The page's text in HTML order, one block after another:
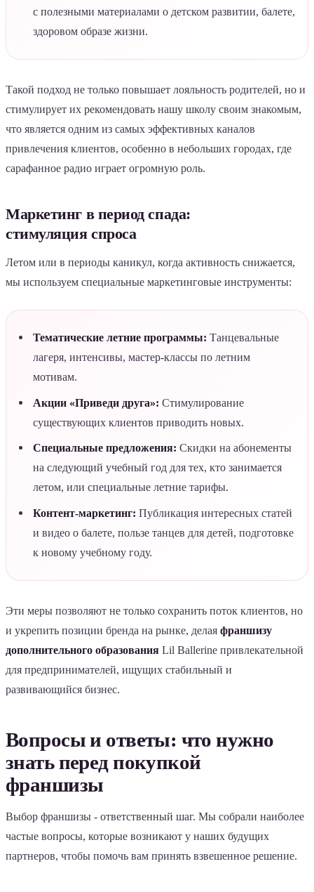
с полезными материалами о детском развитии, балете,
здоровом образе жизни.
Такой подход не только повышает лояльность родителей, но и
стимулирует их рекомендовать нашу школу своим знакомым,
что является одним из самых эффективных каналов
привлечения клиентов, особенно в небольших городах, где
сарафанное радио играет огромную роль.
Маркетинг в период спада:
стимуляция спроса
Летом или в периоды каникул, когда активность снижается,
мы используем специальные маркетинговые инструменты:
Тематические летние программы: Танцевальные
лагеря, интенсивы, мастер-классы по летним
мотивам.
Акции «Приведи друга»: Стимулирование
существующих клиентов приводить новых.
Специальные предложения: Скидки на абонементы
на следующий учебный год для тех, кто занимается
летом, или специальные летние тарифы.
Контент-маркетинг: Публикация интересных статей
и видео о балете, пользе танцев для детей, подготовке
к новому учебному году.
Эти меры позволяют не только сохранить поток клиентов, но
и укрепить позиции бренда на рынке, делая франшизу
дополнительного образования Lil Ballerine привлекательной
для предпринимателей, ищущих стабильный и
развивающийся бизнес.
Вопросы и ответы: что нужно
знать перед покупкой
франшизы
Выбор франшизы - ответственный шаг. Мы собрали наиболее
частые вопросы, которые возникают у наших будущих
партнеров, чтобы помочь вам принять взвешенное решение.